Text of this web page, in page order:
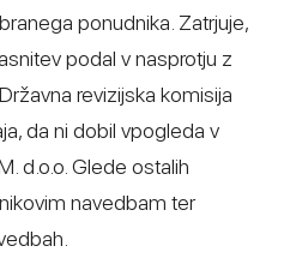
ponudnika. Zatrjuje,
podal v nasprotju z
revizijska komisija
da ni dobil vpogleda v
d.o.o. Glede ostalih
navedbam ter